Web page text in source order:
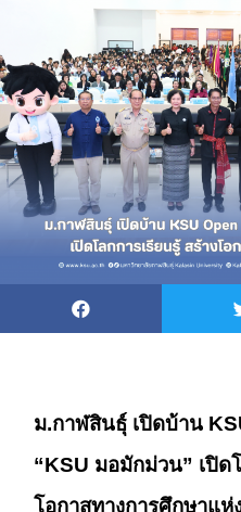
ม.กาฬสินธุ์ เปิดบ้าน
“KSU มอมักม่วน” เปิด
โอกาสทางการศึกษาแห่